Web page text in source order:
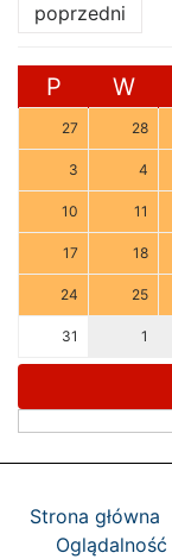
poprzedni
P W
27 28
3 4
10 11
17 18
24 25
31 1
Strona główna
Oglądalność